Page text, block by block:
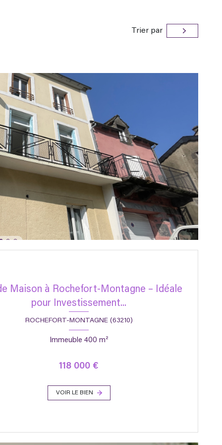
Trier par
Maison à Rochefort-Montagne – Idéale
pour Investissement...
ROCHEFORT-MONTAGNE (63210)
Immeuble 400 m²
118 000 €
VOIR LE BIEN